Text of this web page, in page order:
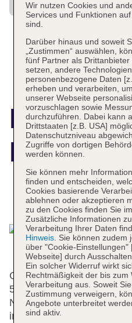
Bella
Das bietet Ihre
Gerne heißt die
5-stöckigen Haus mit
Nichtraucherzimmern
im Empfangsbereich ist
Wir nutzen Cookies und
Services und Funktionen
sind.
Darüber hinaus und soweit
„Zustimmen“ auswählen,
fünf Partner als
setzen, andere
personenbezogene Daten
erheben und verarbeiten,
unserer Webseite
vorzuschlagen sowie
durchzuführen. Dabei kann
Drittstaaten [z.B. USA]
Datenschutzniveau
Zugriffe von dortigen
werden können.
Sie können mehr
finden und entscheiden,
Cookies basierende
ablehnen oder akzeptieren
zu den Cookies finden Sie im
Zusätzliche Informationen
Verarbeitung Ihrer Daten
Hinweis. Sie können zudem
über "Cookie-
Webseite] durch
Ein solcher Widerruf wirkt
Rechtmäßigkeit der bis zum
Verarbeitung aus. Soweit
Zustimmung verweigern,
Angebote unterbreitet
sind aktiv.